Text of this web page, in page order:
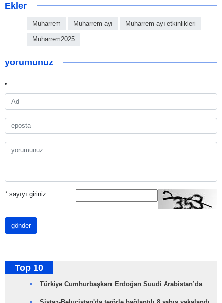
Ekler
Muharrem Muharrem ayı Muharrem ayı etkinlikleri
Muharrem2025
yorumunuz
*sayıyı giriniz
gönder
Top 10
Türkiye Cumhurbaşkanı Erdoğan Suudi Arabistan’da